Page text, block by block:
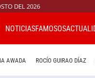
DEL 2026
NOTICIASFAMOSOS
AWADA ROCÍO GUIRAO DÍAZ